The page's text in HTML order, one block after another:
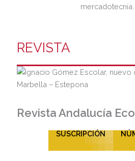
mercadotecnia.
REVISTA
Revista Andalucía
SUSCRIPCIÓN